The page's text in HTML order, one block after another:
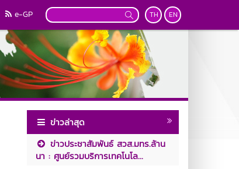
e-GP TH EN
ข่าวล่าสุด
ข่าวประชาสัมพันธ์ สวส.มทร.ล้าน
นา : ศูนย์รวมบริการเทคโนโล...